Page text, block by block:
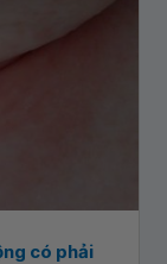
có phải